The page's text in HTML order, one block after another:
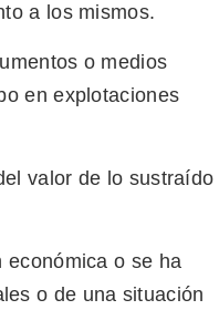
a los mismos.
o medios
en explotaciones
valor de lo sustraído
económica o se ha
o de una situación